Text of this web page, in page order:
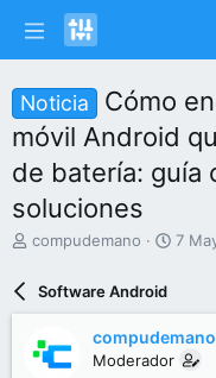
Noticia
Cómo
móvil Android
de batería: guía
soluciones
I
a
compudemano
F
d
e
7
Software Android
compudemano
Moderador